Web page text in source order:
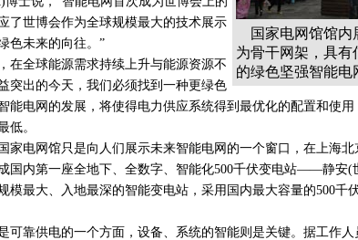
国家电网馆馆内
为骨干网架，具有
的绿色坚强智能电
了世博会作为全球规模最大的技术展示
色未来的向往。”
全球能源需求持续上升与能源资源不
突出的今天，我们必须找到一种更绿色
能电网的发展，将使得电力供应系统得到最优化的配置和使
低。
电网馆只是向人们展示未来智能电网的一个窗口，在上海北
国内第一座全地下、全数字、智能化500千伏变电站——静安(
模最大、入地最深的智能变电站，采用国内最大容量的500千
靠供电的一个方面，设备、系统的智能则是关键。据工作人